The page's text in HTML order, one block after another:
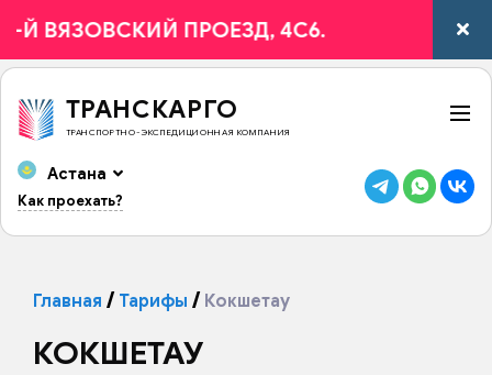
ПРОЕЗД, 4С6.
ТРАНСКАРГО
ТРАНСПОРТНО-ЭКСПЕДИЦИОННАЯ КОМПАНИЯ
Астана
Как проехать?
Главная Тарифы Кокшетау
КОКШЕТАУ